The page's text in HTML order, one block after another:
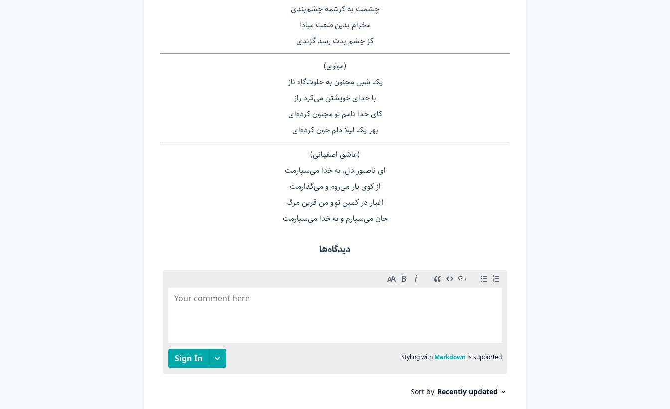
چشمت به کرشمه چشم‌بندی
مخرام بدین صفت مبادا
کز چشم بدت رسد گزندی
(مولوی)
یک شبی مجنون به خلوت‌گاه ناز
با خدای خویشتن می‌کرد راز
کای خدا نامم تو مجنون کرده‌ای
بهر یک لیلا دلم خون کرده‌ای
(عاشق اصفهانی)
ای ناصبور دل، به خدا می‌سپارمت
از کوی یار می‌روم و می‌گذارمت
اغیار در کمین تو و من قرین مرگ
جان می‌سپارم و به خدا می‌سپارمت
دیدگاه‌ها